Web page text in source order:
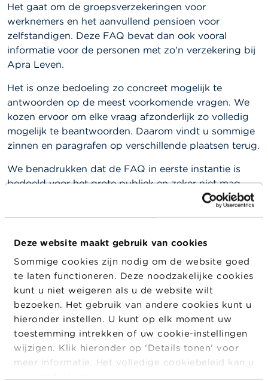
Deze website maakt gebruik van cookies
Sommige cookies zijn nodig om de website goed
te laten functioneren. Deze noodzakelijke cookies
kunt u niet weigeren als u de website wilt
bezoeken. Het gebruik van andere cookies kunt u
hieronder instellen. U kunt op elk moment uw
toestemming intrekken of uw cookie-instellingen
wijzigen. Klik hieronder op ‘Details tonen’ voor
meer informatie. Het volledige cookiebeleid kan u
s
c
h
w
i
g
e
n
J
o
s
n
Z
o
Het gaat om de groepsverzekeringen voor
werknemers en het aanvullend pensioen voor
zelfstandigen. Deze FAQ bevat dan ook vooral
informatie voor de personen met zo'n verzekering bij
Apra Leven.
Het is onze bedoeling zo concreet mogelijk te
antwoorden op de meest voorkomende vragen. We
kozen ervoor om elke vraag afzonderlijk zo volledig
mogelijk te beantwoorden. Daarom vindt u sommige
zinnen en paragrafen op verschillende plaatsen terug.
We benadrukken dat de FAQ in eerste instantie is
bedoeld voor het grote publiek en zeker niet mag
gezien worden als een volledig technisch-juridisch
onderbouwde toelichting van de wetgeving op de
toegankelijkheid van toch wel ingewikkelde
problemen te bevorderen hebben we er de voorkeur
aan gegeven om geen rekening te houden met alle in
de wetgeving voorziene nuances en uitzonderingen.
Dit kan tot gevolg hebben dat bepaalde antwoorden
onvolledig zijn of niet aangepast zijn aan uw
bijzondere situatie.
Wij raden u dan ook aan om u te wenden tot uw
syndicale organisatie of een advocaat voor bijkomend